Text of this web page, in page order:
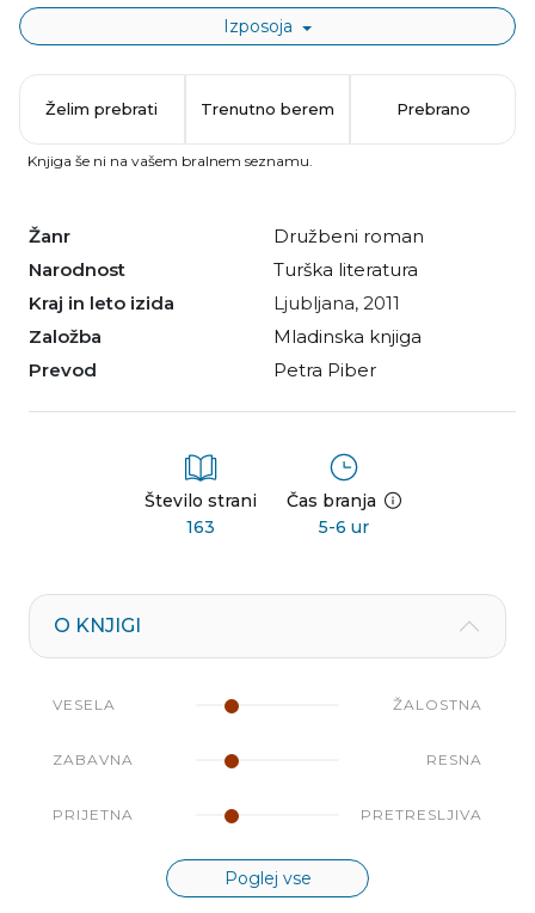
Izposoja
Žanr
družbeni roman
Narodnost
turška literatura
Kraj in leto izida
Ljubljana, 2011
Založba
Mladinska knjiga
Prevod
Petra Piber
Število strani
163
Čas branja
5-6 ur
Želim prebrati Trenutno berem Prebrano
Knjiga še ni na vašem bralnem seznamu.
O KNJIGI
VESELA ŽALOSTNA
ZABAVNA RESNA
PRIJETNA PRETRESLJIVA
Poglej vse